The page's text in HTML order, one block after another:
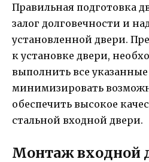
Правильная подготовка
залог долговечности и
установленной двери.
к установке двери,
выполнить все
минимизировать
обеспечить высокое
стальной входной двери.
Монтаж входной